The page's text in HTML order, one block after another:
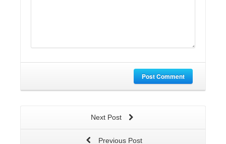
Post Comment
Next Post
Previous Post